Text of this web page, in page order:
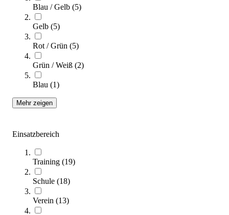
Blau / Gelb (5)
Gelb (5)
Rot / Grün (5)
Grün / Weiß (2)
Blau (1)
Mehr zeigen
Einsatzbereich
Training (19)
Schule (18)
Verein (13)
Kübler Sport® Volleyball OFFICIAL
19,60 €
Zum Produkt
Sofort lieferbar